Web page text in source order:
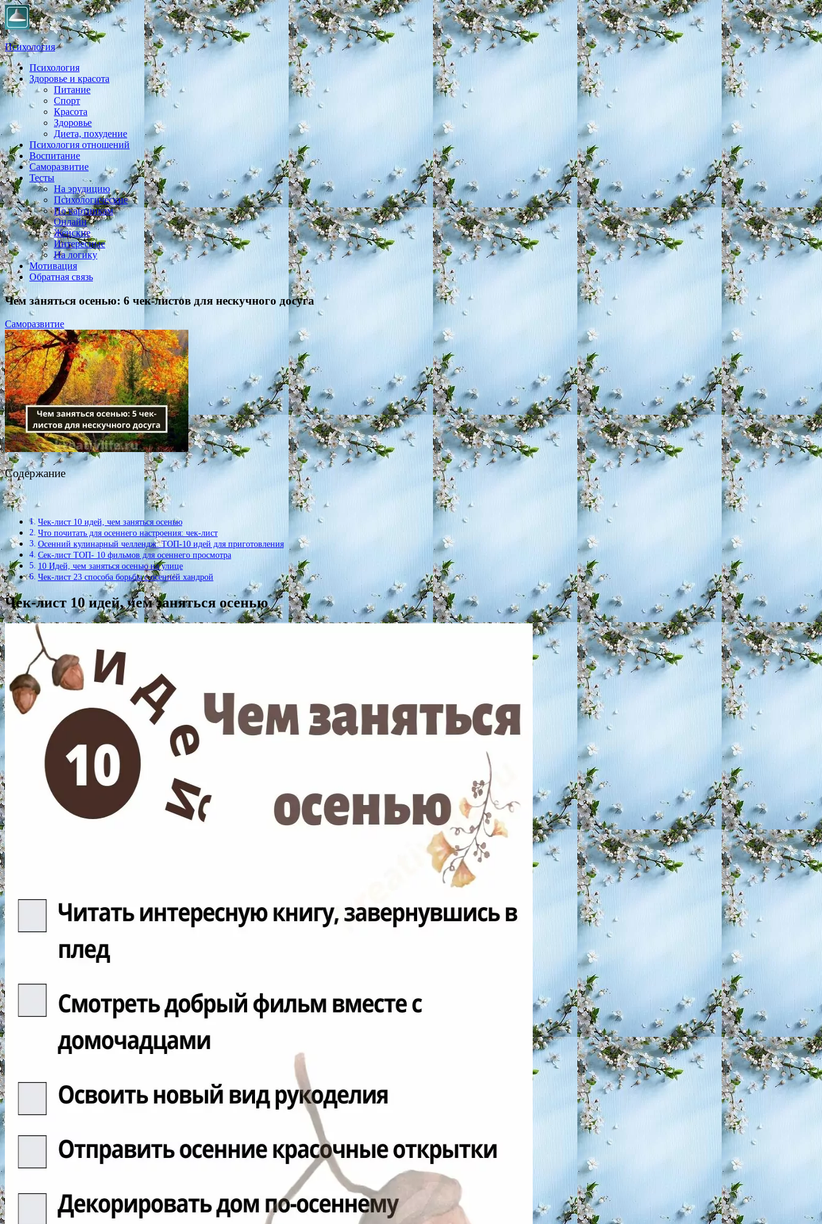
Психология
Практическая психология, личностный рост, экология, здоровье, воспитание,
Психология
Здоровье и красота
Питание
Спорт
Красота
Здоровье
Диета, похудение
Психология отношений
Воспитание
Саморазвитие
Тесты
На эрудицию
Психологические
По картинкам
Онлайн
Женские
Интересные
На логику
Мотивация
Обратная связь
Чем заняться осенью: 6 чек-листов для нескучного досуга
Саморазвитие
Содержание
Чек-лист 10 идей, чем заняться осенью
Что почитать для осеннего настроения: чек-лист
Осенний кулинарный челлендж: ТОП-10 идей для приготовления
Сек-лист ТОП- 10 фильмов для осеннего просмотра
10 Идей, чем заняться осенью на улице
Чек-лист 23 способа борьбы с осенней хандрой
Чек-лист 10 идей, чем заняться осенью